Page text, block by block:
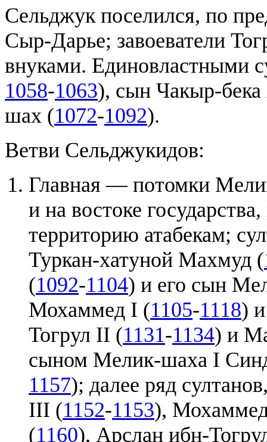
Сельджук поселился, по
Сыр-Дарье; завоеватели
внуками. Единовластными
1058-1063), сын Чакыр-
шах (1072-1092).
Ветви Сельджукидов:
Главная — потомки
и на востоке
территорию атабекам;
Туркан-хатуной Махмуд (
(1092-1104) и его сын
Мохаммед I (1105-1118)
Тогрул II (1131-1134) и
сыном Мелик-шаха I
1157); далее ряд
III (1152-1153),
(1160), Арслан ибн-